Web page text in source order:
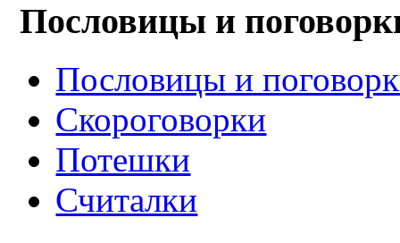
Пословицы и
Пословицы и
Скороговорки
Потешки
Считалки